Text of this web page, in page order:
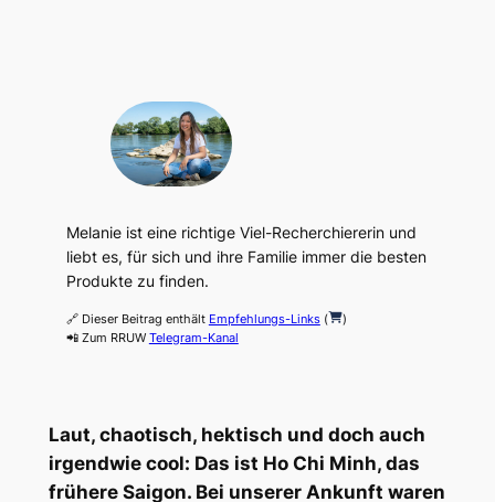
Melanie ist eine richtige Viel-Recherchiererin und
liebt es, für sich und ihre Familie immer die besten
Produkte zu finden.
🔗 Dieser Beitrag enthält Empfehlungs-Links(
)
📲 Zum RRUW Telegram-Kanal
Laut, chaotisch, hektisch und doch auch
irgendwie cool: Das ist Ho Chi Minh, das
frühere Saigon. Bei unserer Ankunft waren